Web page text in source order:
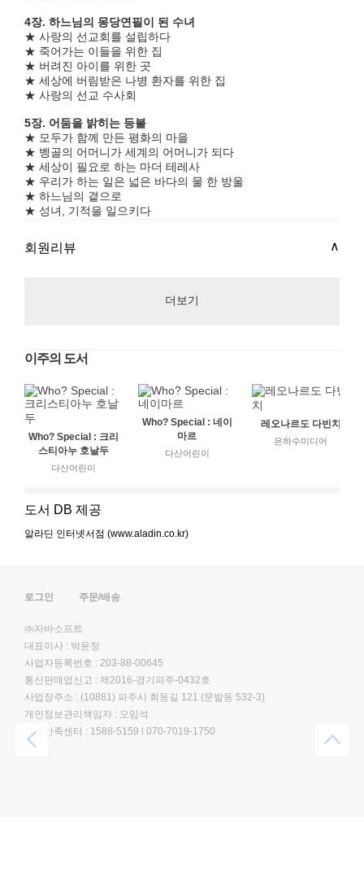
4장. 하느님의 몽당연필이 된 수녀
★ 사랑의 선교회를 설립하다
★ 죽어가는 이들을 위한 집
★ 버려진 아이를 위한 곳
★ 세상에 버림받은 나병 환자를 위한 집
★ 사랑의 선교 수사회
5장. 어둠을 밝히는 등불
★ 모두가 함께 만든 평화의 마을
★ 벵골의 어머니가 세계의 어머니가 되다
★ 세상이 필요로 하는 마더 테레사
★ 우리가 하는 일은 넓은 바다의 물 한 방울
★ 하느님의 곁으로
★ 성녀, 기적을 일으키다
회원리뷰
더보기
이주의 도서
Who? Special : 크리
스티아누 호날두
다산어린이
Who? Special : 네이
마르
다산어린이
레오나르도 다빈치
은하수미디어
도서 DB 제공
알라딘 인터넷서점 (www.aladin.co.kr)
로그인 주문/배송
㈜자바소프트
대표이사 : 박윤정
사업자등록번호 : 203-88-00645
통신판매업신고 : 제2016-경기파주-0432호
사업장주소 : (10881) 파주시 회동길 121 (문발동 532-3)
개인정보관리책임자 : 오임석
고객만족센터 : 1588-5159 070-7019-1750